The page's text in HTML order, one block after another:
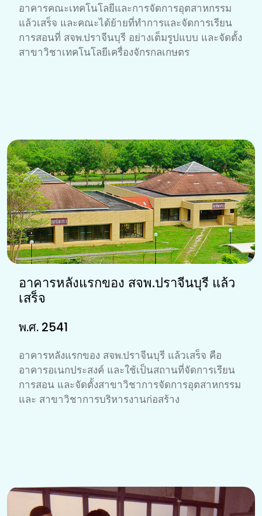
อาคารคณะเทคโนโลยีและการจัดการอุตสาหกรรม
แล้วเสร็จ และคณะได้ย้ายที่ทำการและจัดการเรียน
การสอนที่ สจพ.ปราจีนบุรี อย่างเต็มรูปแบบ และจัดตั้ง
สาขาวิชาเทคโนโลยีเครื่องจักรกลเกษตร
อาคารหลังแรกของ สจพ.ปราจีนบุรี แล้ว
เสร็จ
พ.ศ. 2541
อาคารหลังแรกของ สจพ.ปราจีนบุรี แล้วเสร็จ คือ
อาคารอเนกประสงค์ และใช้เป็นสถานที่จัดการเรียน
การสอน และจัดตั้งสาขาวิชาการจัดการอุตสาหกรรม
และ สาขาวิชาการบริหารงานก่อสร้าง